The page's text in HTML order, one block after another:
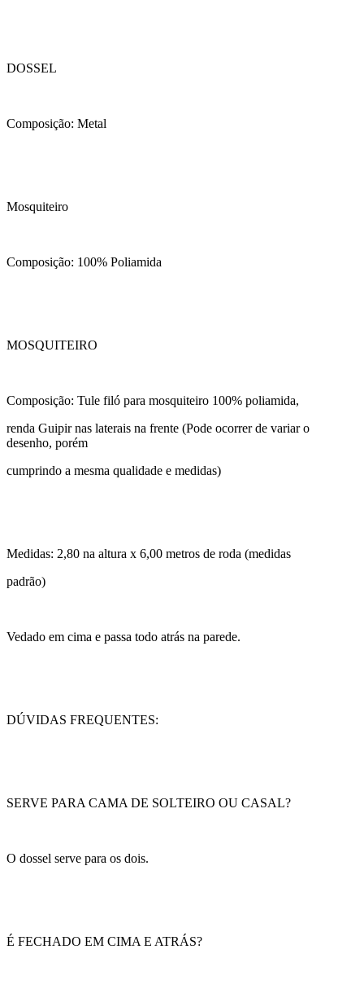
DOSSEL
Composição: Metal
Mosquiteiro
Composição: 100% Poliamida
MOSQUITEIRO
Composição: Tule filó para mosquiteiro 100% poliamida,
renda Guipir nas laterais na frente (Pode ocorrer de variar o
desenho, porém
cumprindo a mesma qualidade e medidas)
Medidas: 2,80 na altura x 6,00 metros de roda (medidas
padrão)
Vedado em cima e passa todo atrás na parede.
DÚVIDAS FREQUENTES:
SERVE PARA CAMA DE SOLTEIRO OU CASAL?
O dossel serve para os dois.
É FECHADO EM CIMA E ATRÁS?